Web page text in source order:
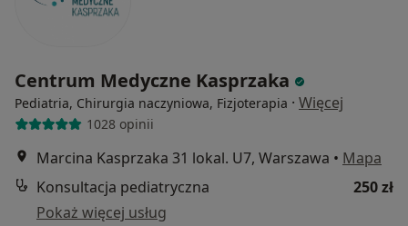
Centrum Medyczne Kasprzaka
Pediatria, Chirurgia naczyniowa, Fizjoterapia · Więcej
1028 opinii
Marcina Kasprzaka 31 lokal. U7, Warszawa • Mapa
Konsultacja pediatryczna
250 zł
Pokaż więcej usług